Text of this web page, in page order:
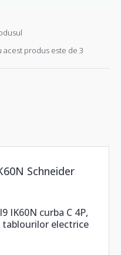
produs este de 3
Schneider
IK60N curba C 4P,
electrice